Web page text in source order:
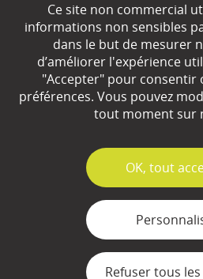
EN SAVOIR
Qui sommes-
Partenaires
Plan du site
Mentions
Gestion des
Ce site non commercial
informations non sensibles
dans le but de mesurer
d’améliorer l'expérience
"Accepter" pour consentir
préférences. Vous pouvez
tout moment sur
✓
OK, tout
Refuser tous